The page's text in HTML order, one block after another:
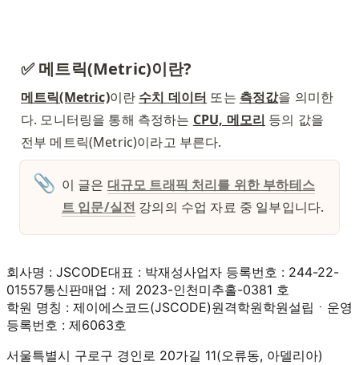
✅ 메트릭(Metric)이란?
메트릭(Metric)이란 수치 데이터 또는 측정값을 의미한
다. 모니터링을 통해 측정하는 CPU, 메모리 등의 값을
전부 메트릭(Metric)이라고 부른다.
📎 이 글은 대규모 트래픽 처리를 위한 부하테스
트 입문/실전
회사명 : JSCODE대표 : 박재성사업자 등록번호 : 244-22-
01557통신판매업 : 제 2023-인천미추홀-0381 호
학원 명칭 : 제이에스코드(JSCODE)원격학원학원설립ㆍ운영
등록번호 : 제6063호
서울특별시 구로구 경인로 20가길 11(오류동, 아델리아)